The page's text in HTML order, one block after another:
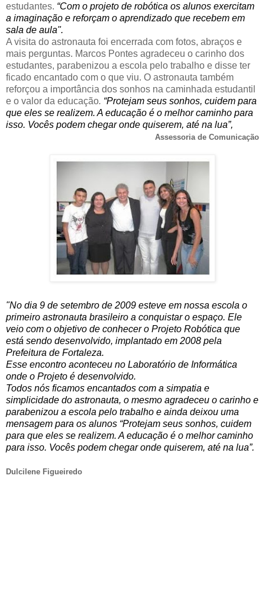
estudantes. “Com o projeto de robótica os alunos exercitam
a imaginação e reforçam o aprendizado que recebem em
sala de aula".
A visita do astronauta foi encerrada com fotos, abraços e
mais perguntas. Marcos Pontes agradeceu o carinho dos
estudantes, parabenizou a escola pelo trabalho e disse ter
ficado encantado com o que viu. O astronauta também
reforçou a importância dos sonhos na caminhada estudantil
e o valor da educação. “Protejam seus sonhos, cuidem para
que eles se realizem. A educação é o melhor caminho para
isso. Vocês podem chegar onde quiserem, até na lua”,
Assessoria de Comunicação
"No dia 9 de setembro de 2009 esteve em nossa escola o
primeiro astronauta brasileiro a conquistar o espaço. Ele
veio com o objetivo de conhecer o Projeto Robótica que
está sendo desenvolvido, implantado em 2008 pela
Prefeitura de Fortaleza.
Esse encontro aconteceu no Laboratório de Informática
onde o Projeto é desenvolvido.
Todos nós ficamos encantados com a simpatia e
simplicidade do astronauta, o mesmo agradeceu o carinho e
parabenizou a escola pelo trabalho e ainda deixou uma
mensagem para os alunos “Protejam seus sonhos, cuidem
para que eles se realizem. A educação é o melhor caminho
para isso. Vocês podem chegar onde quiserem, até na lua”.
Dulcilene Figueiredo